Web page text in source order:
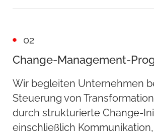
02
Change-Management-
Wir begleiten Unternehmen
Steuerung von
durch strukturierte Change-
einschließlich Kommunikation,